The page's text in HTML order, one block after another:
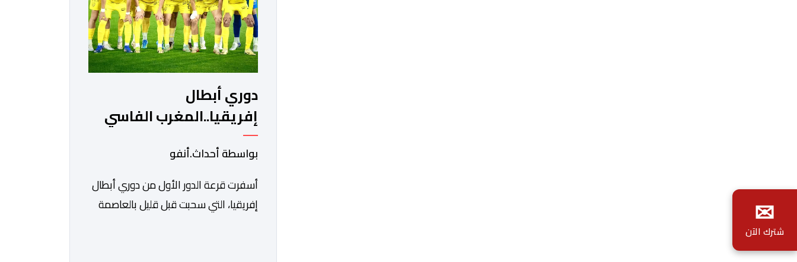
دوري أبطال
إفريقيا..المغرب الفاسي
يواجه رحيمو البوركينابي
بواسطة أحداث.أنفو
أسفرت قرعة الدور الأول من دوري أبطال
إفريقيا، التي سحبت قبل قليل بالعاصمة
✉
شترك الآن